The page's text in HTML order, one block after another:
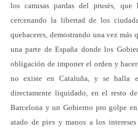
los camisas pardas del prusés, que
cercenando la libertad de los
quehaceres, demostrando una vez
una parte de España donde los
obligación de imponer el orden y
no existe en Cataluña, y se halla
directamente liquidado, en el resto
Barcelona y un Gobierno pro golpe
atado de pies y manos a los